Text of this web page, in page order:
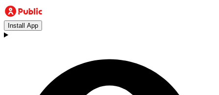
Install App